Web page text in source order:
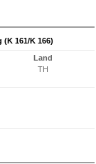
161/K 166)
Land
TH